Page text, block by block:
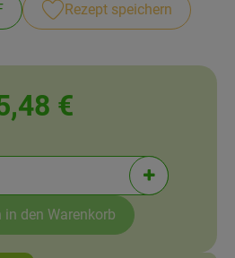
Rezept speichern
€
(aktuell 4 PortionenPortionen
in den Warenkorb